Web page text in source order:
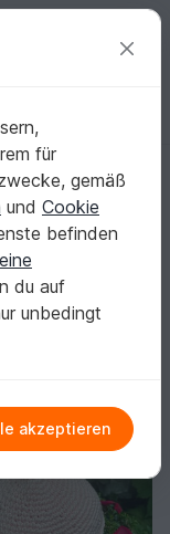
Kostenlos registrieren
Damen
Outfit-
– von
für Damen 30
für
gemäß
und Cookie
befinden
du auf
unbedingt
akzeptieren